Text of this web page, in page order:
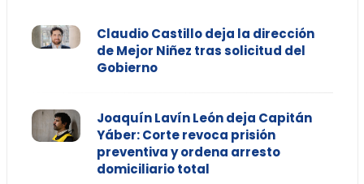
Claudio Castillo deja la dirección
de Mejor Niñez tras solicitud del
Gobierno
Joaquín Lavín León deja Capitán
Yáber: Corte revoca prisión
preventiva y ordena arresto
domiciliario total